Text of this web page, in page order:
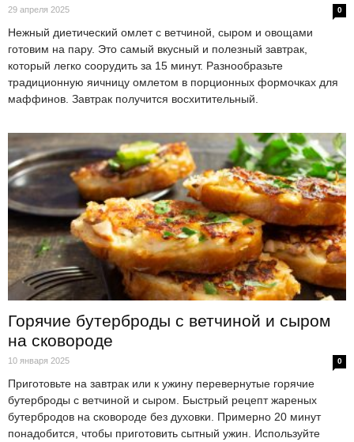
29 апреля 2025 0
Нежный диетический омлет с ветчиной, сыром и овощами
готовим на пару. Это самый вкусный и полезный завтрак,
который легко соорудить за 15 минут. Разнообразьте
традиционную яичницу омлетом в порционных формочках для
маффинов. Завтрак получится восхитительный.
Горячие бутерброды с ветчиной и сыром
на сковороде
10 января 2025 0
Приготовьте на завтрак или к ужину перевернутые горячие
бутерброды с ветчиной и сыром. Быстрый рецепт жареных
бутербродов на сковороде без духовки. Примерно 20 минут
понадобится, чтобы приготовить сытный ужин. Используйте